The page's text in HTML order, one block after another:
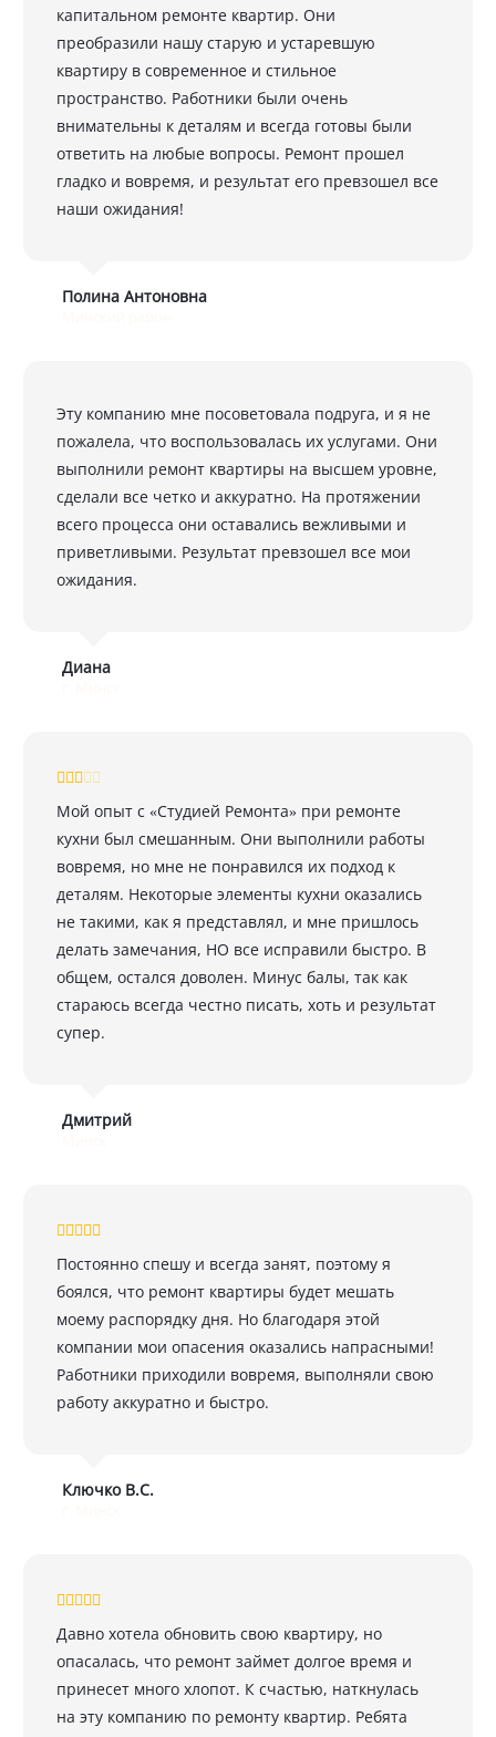
капитальном ремонте квартир. Они
преобразили нашу старую и устаревшую
квартиру в современное и стильное
пространство. Работники были очень
внимательны к деталям и всегда готовы были
ответить на любые вопросы. Ремонт прошел
гладко и вовремя, и результат его превзошел все
наши ожидания!
Полина Антоновна
Эту компанию мне посоветовала подруга, и я не
пожалела, что воспользовалась их услугами. Они
выполнили ремонт квартиры на высшем уровне,
сделали все четко и аккуратно. На протяжении
всего процесса они оставались вежливыми и
приветливыми. Результат превзошел все мои
ожидания.
Диана
Мой опыт с «Студией Ремонта» при ремонте
кухни был смешанным. Они выполнили работы
вовремя, но мне не понравился их подход к
деталям. Некоторые элементы кухни оказались
не такими, как я представлял, и мне пришлось
делать замечания, НО все исправили быстро. В
общем, остался доволен. Минус балы, так как
стараюсь всегда честно писать, хоть и результат
супер.
Дмитрий
Постоянно спешу и всегда занят, поэтому я
боялся, что ремонт квартиры будет мешать
моему распорядку дня. Но благодаря этой
компании мои опасения оказались напрасными!
Работники приходили вовремя, выполняли свою
работу аккуратно и быстро.
Ключко В.С.
Давно хотела обновить свою квартиру, но
опасалась, что ремонт займет долгое время и
принесет много хлопот. К счастью, наткнулась
на эту компанию по ремонту квартир. Ребята